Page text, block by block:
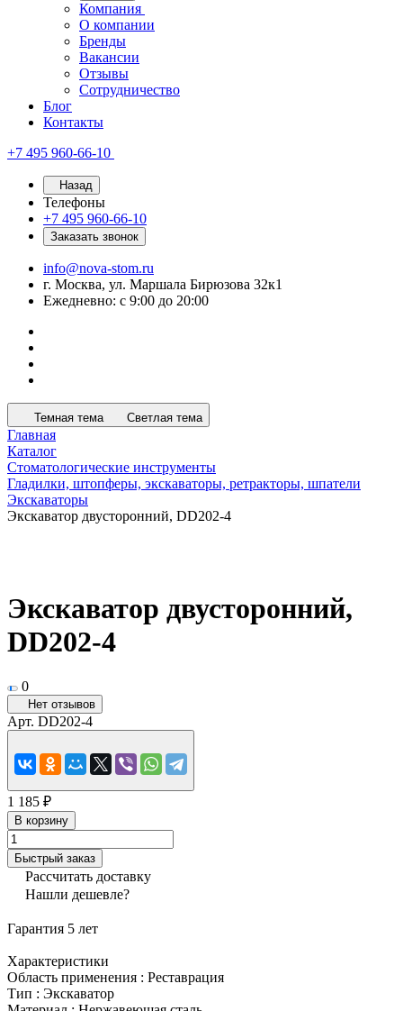
Компания
О компании
Бренды
Вакансии
Отзывы
Сотрудничество
Блог
Контакты
+7 495 960-66-10
Назад
Телефоны
+7 495 960-66-10
Заказать звонок
info@nova-stom.ru
г. Москва, ул. Маршала Бирюзова 32к1
Ежедневно: с 9:00 до 20:00
Темная тема Светлая тема
Главная
Каталог
Стоматологические инструменты
Гладилки, штопферы, экскаваторы, ретракторы, шпатели
Экскаваторы
Экскаватор двусторонний, DD202-4
Экскаватор двусторонний,
DD202-4
0
Нет отзывов
Арт. DD202-4
1 185 ₽
В корзину
Быстрый заказ
Рассчитать доставку
Нашли дешевле?
Гарантия 5 лет
Характеристики
Область применения : Реставрация
Тип : Экскаватор